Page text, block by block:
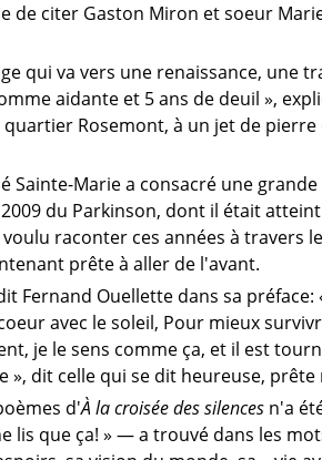
de citer Gaston Miron et soeur
qui va vers une renaissance, une
aidante et 5 ans de deuil »,
Rosemont, à un jet de
Sainte-Marie a consacré une
du Parkinson, dont il était
raconter ces années à travers
prête à aller de l'avant.
Fernand Ouellette dans sa
avec le soleil, Pour mieux
je le sens comme ça, et il est
», dit celle qui se dit heureuse,
d'À la croisée des silences n'a
lis que ça! » — a trouvé dans les